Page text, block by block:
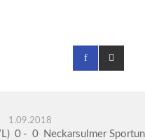
1.09.2018
0 - 0 Neckarsulmer